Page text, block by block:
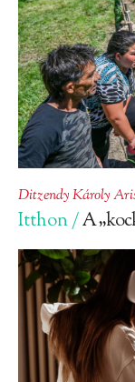
Ditzendy Károly
Itthon /A